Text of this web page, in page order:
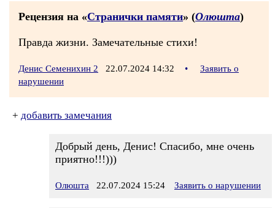
Рецензия на «Странички памяти» (Олюшта)
Правда жизни. Замечательные стихи!
Денис Семенихин 2 22.07.2024 14:32 •
Заявить о
нарушении
+ добавить замечания
Добрый день, Денис! Спасибо, мне очень
приятно!!!)))
Олюшта 22.07.2024 15:24 Заявить о нарушении